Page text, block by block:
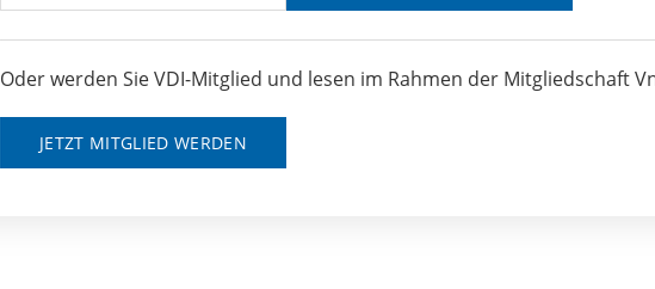
Oder werden Sie VDI-Mitglied und lesen im Rahmen der Mitgliedschaft
JETZT MITGLIED WERDEN